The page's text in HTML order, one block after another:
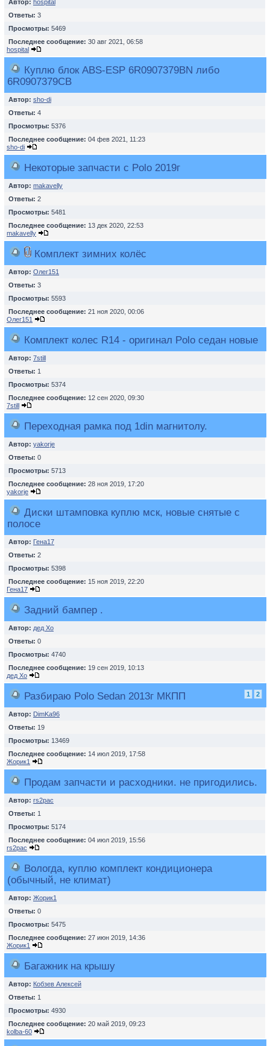
Автор: hospital
Ответы: 3
Просмотры: 5469
Последнее сообщение: 30 авг 2021, 06:58
hospital
Куплю блок ABS-ESP 6R0907379BN либо
6R0907379CB
Автор: sho-di
Ответы: 4
Просмотры: 5376
Последнее сообщение: 04 фев 2021, 11:23
sho-di
Некоторые запчасти с Polo 2019г
Автор: makavelly
Ответы: 2
Просмотры: 5481
Последнее сообщение: 13 дек 2020, 22:53
makavelly
Комплект зимних колёс
Автор: Олег151
Ответы: 3
Просмотры: 5593
Последнее сообщение: 21 ноя 2020, 00:06
Олег151
Комплект колес R14 - оригинал Polo седан новые
Автор: 7still
Ответы: 1
Просмотры: 5374
Последнее сообщение: 12 сен 2020, 09:30
7still
Переходная рамка под 1din магнитолу.
Автор: yakorje
Ответы: 0
Просмотры: 5713
Последнее сообщение: 28 ноя 2019, 17:20
yakorje
Диски штамповка куплю мск, новые снятые с
полосе
Автор: Гена17
Ответы: 2
Просмотры: 5398
Последнее сообщение: 15 ноя 2019, 22:20
Гена17
Задний бампер .
Автор: дед Хо
Ответы: 0
Просмотры: 4740
Последнее сообщение: 19 сен 2019, 10:13
дед Хо
Разбираю Polo Sedan 2013г МКПП 1 2
Автор: DimKa96
Ответы: 19
Просмотры: 13469
Последнее сообщение: 14 июл 2019, 17:58
Жорик1
Продам запчасти и расходники. не пригодились.
Автор: rs2pac
Ответы: 1
Просмотры: 5174
Последнее сообщение: 04 июл 2019, 15:56
rs2pac
Вологда, куплю комплект кондиционера
(обычный, не климат)
Автор: Жорик1
Ответы: 0
Просмотры: 5475
Последнее сообщение: 27 июн 2019, 14:36
Жорик1
Багажник на крышу
Автор: Кобзев Алексей
Ответы: 1
Просмотры: 4930
Последнее сообщение: 20 май 2019, 09:23
kolba-60